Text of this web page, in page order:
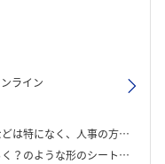
ライン
形式で学ぶ形だった。ロールプレイも多少あった。
いてフィードバック解説がもらえるといった形式だった。お客様とのお電話のロールプレイもあった。